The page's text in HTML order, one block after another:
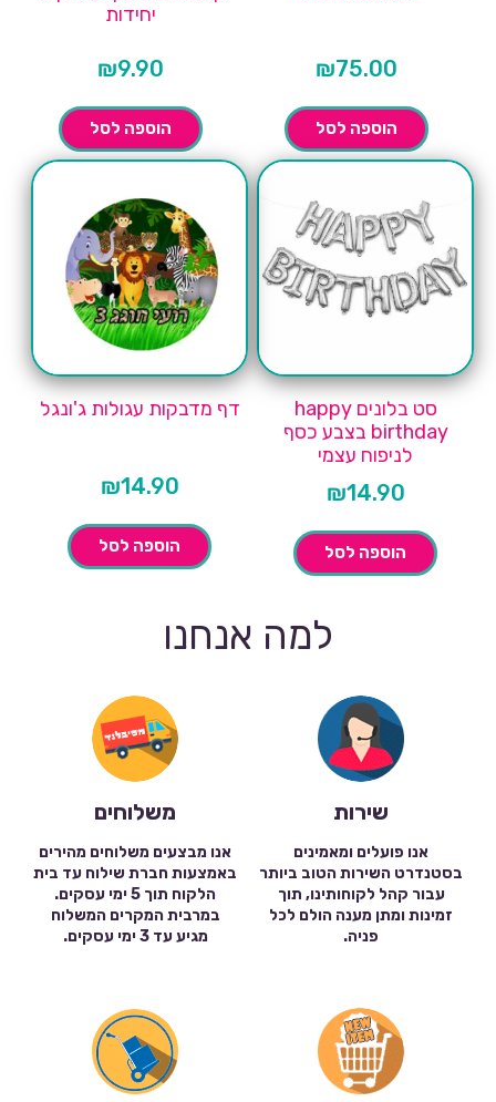
₪75.00
הוספה לסל
יחידות
₪9.90
הוספה לסל
סט בלונים happy
birthday בצבע כסף
לניפוח עצמי
₪14.90
הוספה לסל
דף מדבקות עגולות ג'ונגל
₪14.90
הוספה לסל
למה אנחנו
שירות
אנו פועלים ומאמינים
בסטנדרט השירות הטוב ביותר
עבור קהל לקוחותינו, תוך
זמינות ומתן מענה הולם לכל
פניה.
משלוחים
אנו מבצעים משלוחים מהירים
באמצעות חברת שילוח עד בית
הלקוח תוך 5 ימי עסקים.
במרבית המקרים המשלוח
מגיע עד 3 ימי עסקים.